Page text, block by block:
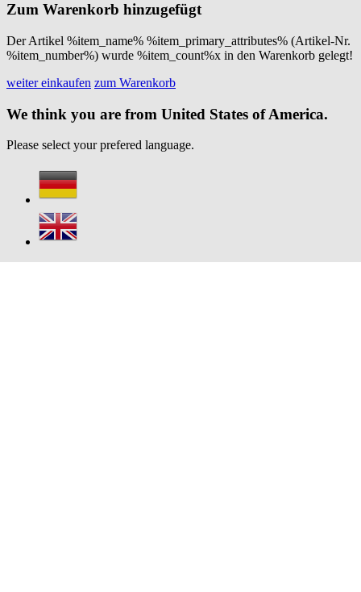
Zum Warenkorb hinzugefügt
Der Artikel %item_name% %item_primary_attributes% (Artikel-Nr.
%item_number%) wurde %item_count%x in den Warenkorb gelegt!
weiter einkaufen zum Warenkorb
We think you are from United States of America.
Please select your prefered language.